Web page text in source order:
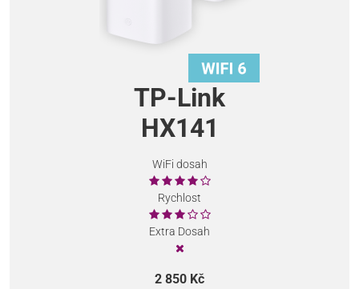
TP-Link
HX141
WiFi dosah
Rychlost
Extra Dosah
2 850 Kč